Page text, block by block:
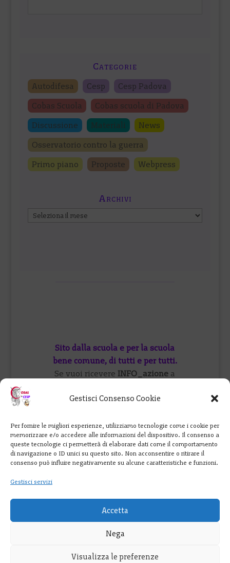
Gestisci Consenso Cookie
Per fornire le migliori esperienze, utilizziamo tecnologie come i cookie per
memorizzare e/o accedere alle informazioni del dispositivo. Il consenso a
queste tecnologie ci permetterà di elaborare dati come il comportamento
di navigazione o ID unici su questo sito. Non acconsentire o ritirare il
consenso può influire negativamente su alcune caratteristiche e funzioni.
Gestisci servizi
Accetta
Nega
Visualizza le preferenze
Categorie
Autodifesa Cesp
Cesp Padova
Cobas Scuola
Cobas scuola di Padova
Discussione
Materiali
News
Osservatorio contro la guerra
Primo piano
Proposte Webpress
Archivi
Archivi
Sito dalla scuola e per la scuola
bene comune, di tutti e per tutti.
Se vuoi ricevere INFO_azione a
oppure visita ilforumo vieni a
Cobas Scuola: 347 9901965
perunaretediscuole@cesp-cobas-
veneto.eu
ospitato daInfomaniak
Contenuti rilasciati sotto licenza
Creative Commons